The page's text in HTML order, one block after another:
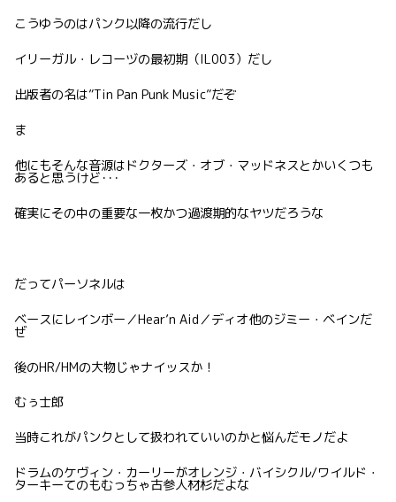
こうゆうのはパンク以降の流行だし
イリーガル・レコーヅの最初期（IL003）だし
出版者の名は”Tin Pan Punk Music”だぞ
ま
他にもそんな音源はドクターズ・オブ・マッドネスとかいくつも
あると思うけど･･･
確実にその中の重要な一枚かつ過渡期的なヤツだろうな
だってパーソネルは
ベースにレインボー／Hear’n Aid／ディオ他のジミー・ベインだ
ぜ
後のHR/HMの大物じゃナイッスか！
むぅ士郎
当時これがパンクとして扱われていいのかと悩んだモノだよ
ドラムのケヴィン・カーリーがオレンジ・バイシクル/ワイルド・
ターキーてのもむっちゃ古参人材杉だよな